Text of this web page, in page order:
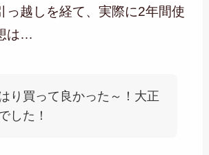
っ越しを経て、実際に2年間使
は…
り買って良かった～！大正
した！